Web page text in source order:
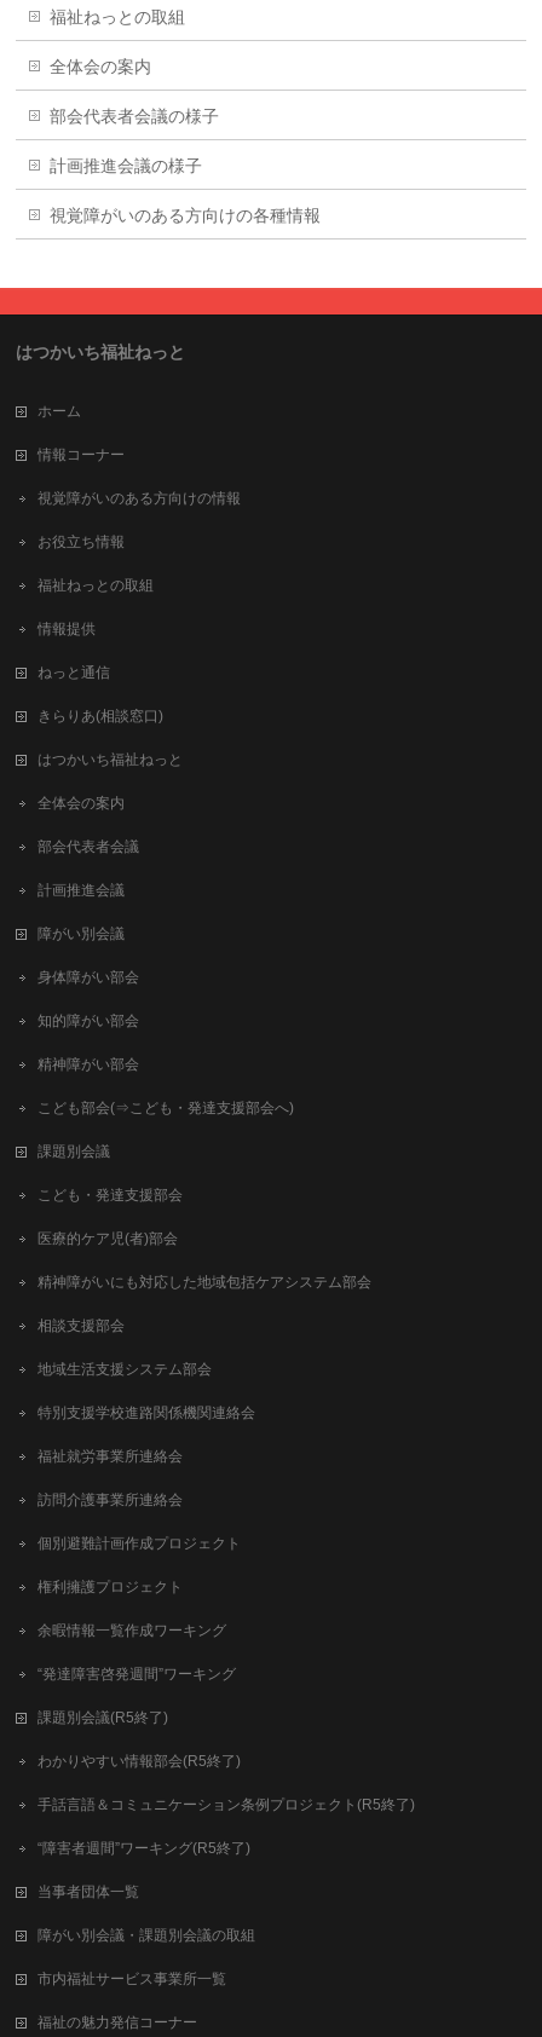
福祉ねっとの取組
全体会の案内
部会代表者会議の様子
計画推進会議の様子
視覚障がいのある方向けの各種情報
はつかいち福祉ねっと
ホーム
情報コーナー
視覚障がいのある方向けの情報
お役立ち情報
福祉ねっとの取組
情報提供
ねっと通信
きらりあ(相談窓口)
はつかいち福祉ねっと
全体会の案内
部会代表者会議
計画推進会議
障がい別会議
身体障がい部会
知的障がい部会
精神障がい部会
こども部会(⇒こども・発達支援部会へ)
課題別会議
こども・発達支援部会
医療的ケア児(者)部会
精神障がいにも対応した地域包括ケアシステム部会
相談支援部会
地域生活支援システム部会
特別支援学校進路関係機関連絡会
福祉就労事業所連絡会
訪問介護事業所連絡会
個別避難計画作成プロジェクト
権利擁護プロジェクト
余暇情報一覧作成ワーキング
“発達障害啓発週間”ワーキング
課題別会議(R5終了)
わかりやすい情報部会(R5終了)
手話言語＆コミュニケーション条例プロジェクト(R5終了)
“障害者週間”ワーキング(R5終了)
当事者団体一覧
障がい別会議・課題別会議の取組
市内福祉サービス事業所一覧
福祉の魅力発信コーナー